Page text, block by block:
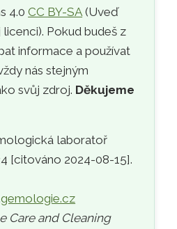
4.0CC BY-SA (Uveď
Pokud budeš z
informace a používat
nás stejným
svůj zdroj. Děkujeme
laboratoř
[citováno 2024-08-15].
Care and Cleaning